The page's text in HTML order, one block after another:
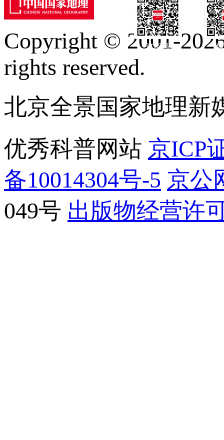
订阅号
Copyright © 2001-
rights reserved.
北京全景国家地理新
优秀科普网站 京ICP
备10014304号-5 京公
049号 出版物经营许